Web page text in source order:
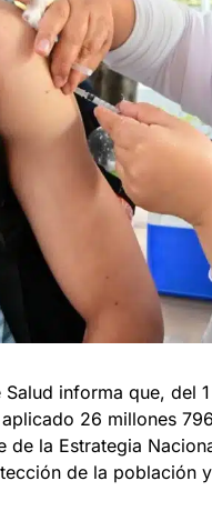
Salud informa que, del
26 millones
de la Estrategia
de la población